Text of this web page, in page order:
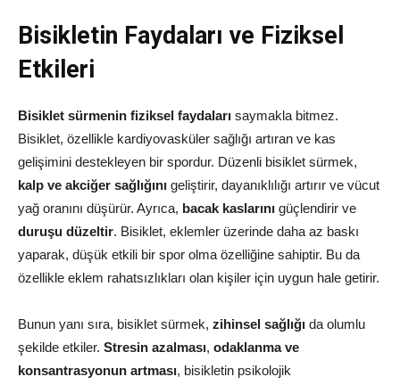
Bisikletin Faydaları ve Fiziksel
Etkileri
Bisiklet sürmenin fiziksel faydaları saymakla bitmez.
Bisiklet, özellikle kardiyovasküler sağlığı artıran ve kas
gelişimini destekleyen bir spordur. Düzenli bisiklet sürmek,
kalp ve akciğer sağlığını geliştirir, dayanıklılığı artırır ve vücut
yağ oranını düşürür. Ayrıca, bacak kaslarını güçlendirir ve
duruşu düzeltir. Bisiklet, eklemler üzerinde daha az baskı
yaparak, düşük etkili bir spor olma özelliğine sahiptir. Bu da
özellikle eklem rahatsızlıkları olan kişiler için uygun hale getirir.
Bunun yanı sıra, bisiklet sürmek, zihinsel sağlığı da olumlu
şekilde etkiler. Stresin azalması, odaklanma ve
konsantrasyonun artması, bisikletin psikolojik